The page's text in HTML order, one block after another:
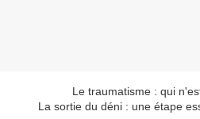
Le traumatisme : qui
La sortie du déni : une étape